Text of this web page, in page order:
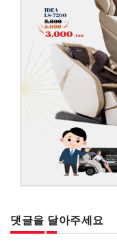
댓글을 달아주세요